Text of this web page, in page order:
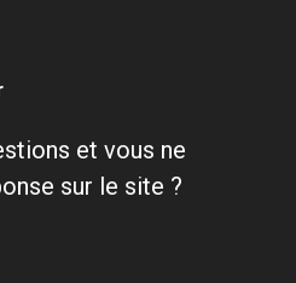
et vous ne
sur le site ?